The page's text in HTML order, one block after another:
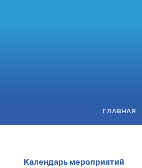
ГЛАВНАЯ
Календарь мероприятий